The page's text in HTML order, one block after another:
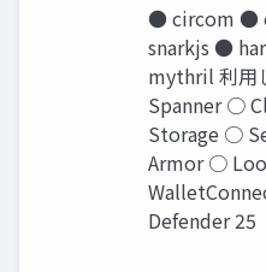
● circom ●
snarkjs ●
mythril 利⽤
Spanner ○
Storage ○
Armor ○
Defender 25